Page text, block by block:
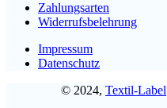
Zahlungsarten
Widerrufsbelehrung
Impressum
Datenschutz
© 2024, Textil-Label